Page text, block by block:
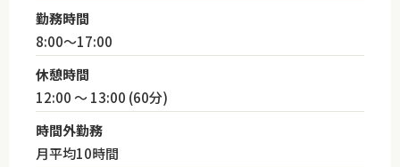
勤務時間
8:00～17:00
休憩時間
12:00 ～ 13:00 (60分)
時間外勤務
月平均10時間